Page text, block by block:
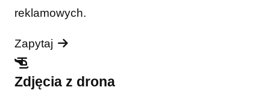
reklamowych.
Zapytaj
Zdjęcia z drona